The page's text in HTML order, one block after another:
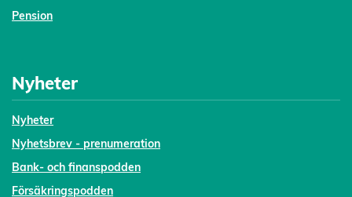
Pension
Nyheter
Nyheter
Nyhetsbrev - prenumeration
Bank- och finanspodden
Försäkringspodden